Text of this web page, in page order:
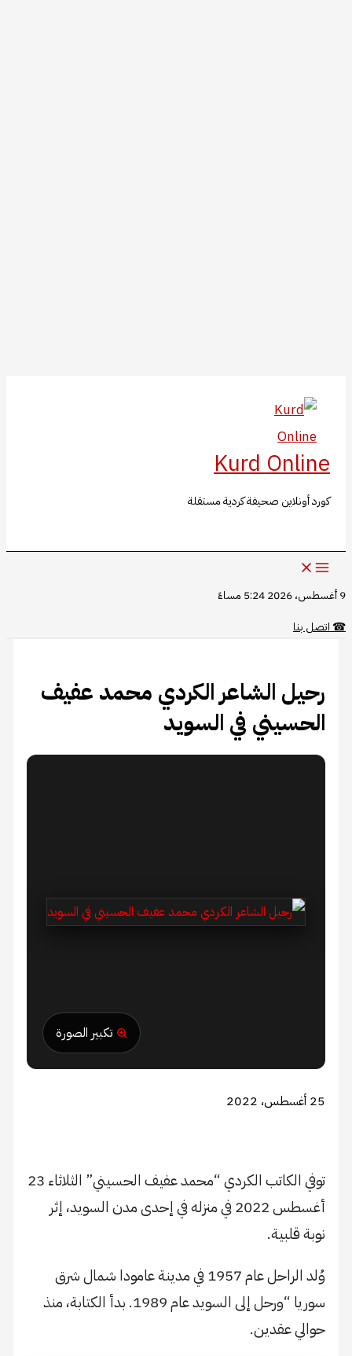
المحتوى
Kurd Online
كورد أونلاين صحيفة كردية مستقلة
9 أغسطس، 2026 5:24 مساءً
☎اتصل بنا
رحيل الشاعر الكردي محمد عفيف
الحسيني في السويد
تكبير الصورة
25 أغسطس، 2022
توفي الكاتب الكردي “محمد عفيف الحسيني” الثلاثاء 23
أغسطس 2022 في منزله في إحدى مدن السويد، إثر
نوبة قلبية.
وُلد الراحل عام 1957 في مدينة عامودا شمال شرق
سوريا “ورحل إلى السويد عام 1989. بدأ الكتابة، منذ
حوالي عقدين.